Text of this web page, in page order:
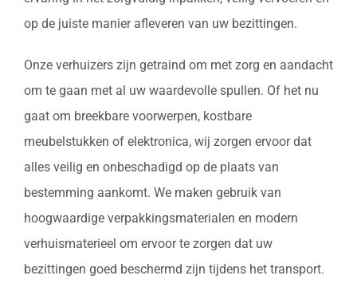
op de juiste manier afleveren van uw bezittingen.
Onze verhuizers zijn getraind om met zorg en aandacht
om te gaan met al uw waardevolle spullen. Of het nu
gaat om breekbare voorwerpen, kostbare
meubelstukken of elektronica, wij zorgen ervoor dat
alles veilig en onbeschadigd op de plaats van
bestemming aankomt. We maken gebruik van
hoogwaardige verpakkingsmaterialen en modern
verhuismaterieel om ervoor te zorgen dat uw
bezittingen goed beschermd zijn tijdens het transport.